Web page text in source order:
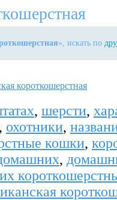
», искать по
короткошерстная
, шерсти,
, охотники,
кошки,
,